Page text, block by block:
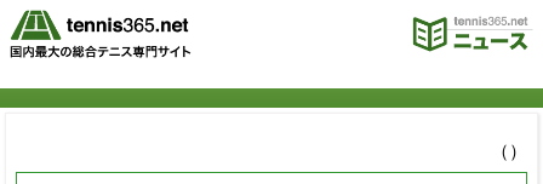
（）